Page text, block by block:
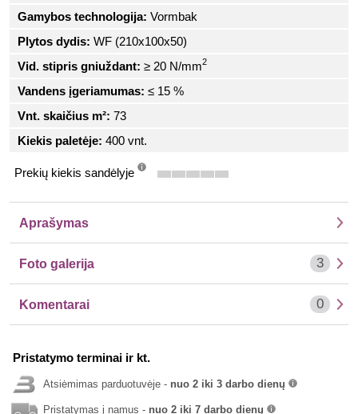
Gamybos technologija: Vormbak
Plytos dydis: WF (210x100x50)
Vid. stipris gniuždant: ≥ 20 N/mm2
Vandens įgeriamumas: ≤ 15 %
Vnt. skaičius m²: 73
Kiekis paletėje: 400 vnt.
Prekių kiekis sandėlyje
Aprašymas
Foto galerija 3
Komentarai 0
Pristatymo terminai ir kt.
Atsiėmimas parduotuvėje - nuo 2 iki 3 darbo dienų
Pristatymas į namus - nuo 2 iki 7 darbo dienų